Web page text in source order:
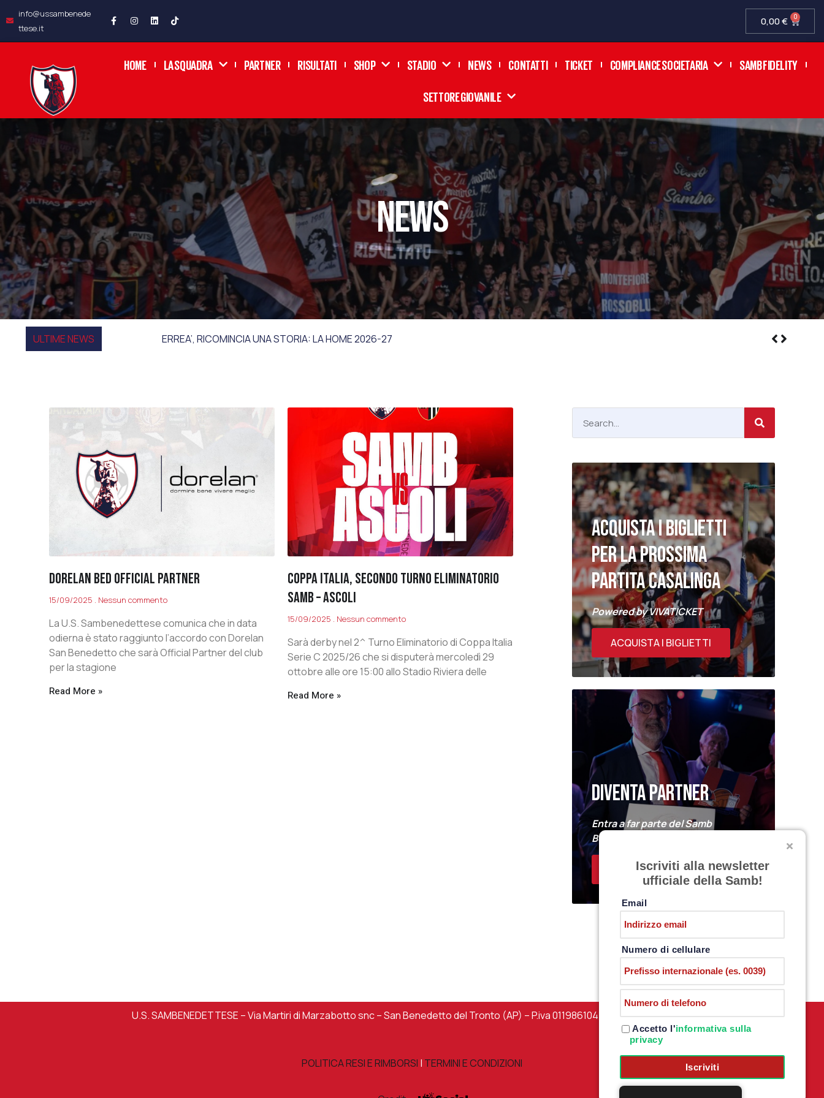
info@ussambenede
ttese.it
0,00€ 0
HOME LA SQUADRA PARTNER RISULTATI SHOP STADIO NEWS CONTATTI TICKET COMPLIANCE SOCIETARIA SAMB FIDELITY
SETTORE GIOVANILE
news
ULTIME NEWS ERREA’, RICOMINCIA UNA STORIA: LA HOME 2026-27
DORELAN BED OFFICIAL PARTNER
15/09/2025 Nessun commento
La U.S. Sambenedettese comunica che in data
odierna è stato raggiunto l’accordo con Dorelan
San Benedetto che sarà Official Partner del club
per la stagione
Read More »
COPPA ITALIA, SECONDO TURNO ELIMINATORIO
SAMB – ASCOLI
15/09/2025 Nessun commento
Sarà derby nel 2^ Turno Eliminatorio di Coppa Italia
Serie C 2025/26 che si disputerà mercoledì 29
ottobre alle ore 15:00 allo Stadio Riviera delle
Read More »
ACQUISTA I BIGLIETTI
PER LA PROSSIMA
PARTITA CASALINGA
Powered by VIVATICKET
ACQUISTA I BIGLIETTI
DIVENTA PARTNER
Entra a far parte del Samb
Business Club
ACQUISTA I BIGLIETTI
U.S. SAMBENEDETTESE – Via Martiri di Marzabotto snc – San Benedetto del Tronto (AP) – P.iva 01198610444 – PRIVACY POLICY
Iscriviti alla newsletter
ufficiale della Samb!
Email
Numero di cellulare
Accetto l'informativa sulla
privacy
Iscriviti
POLITICA RESI E RIMBORSI | TERMINI E CONDIZIONI